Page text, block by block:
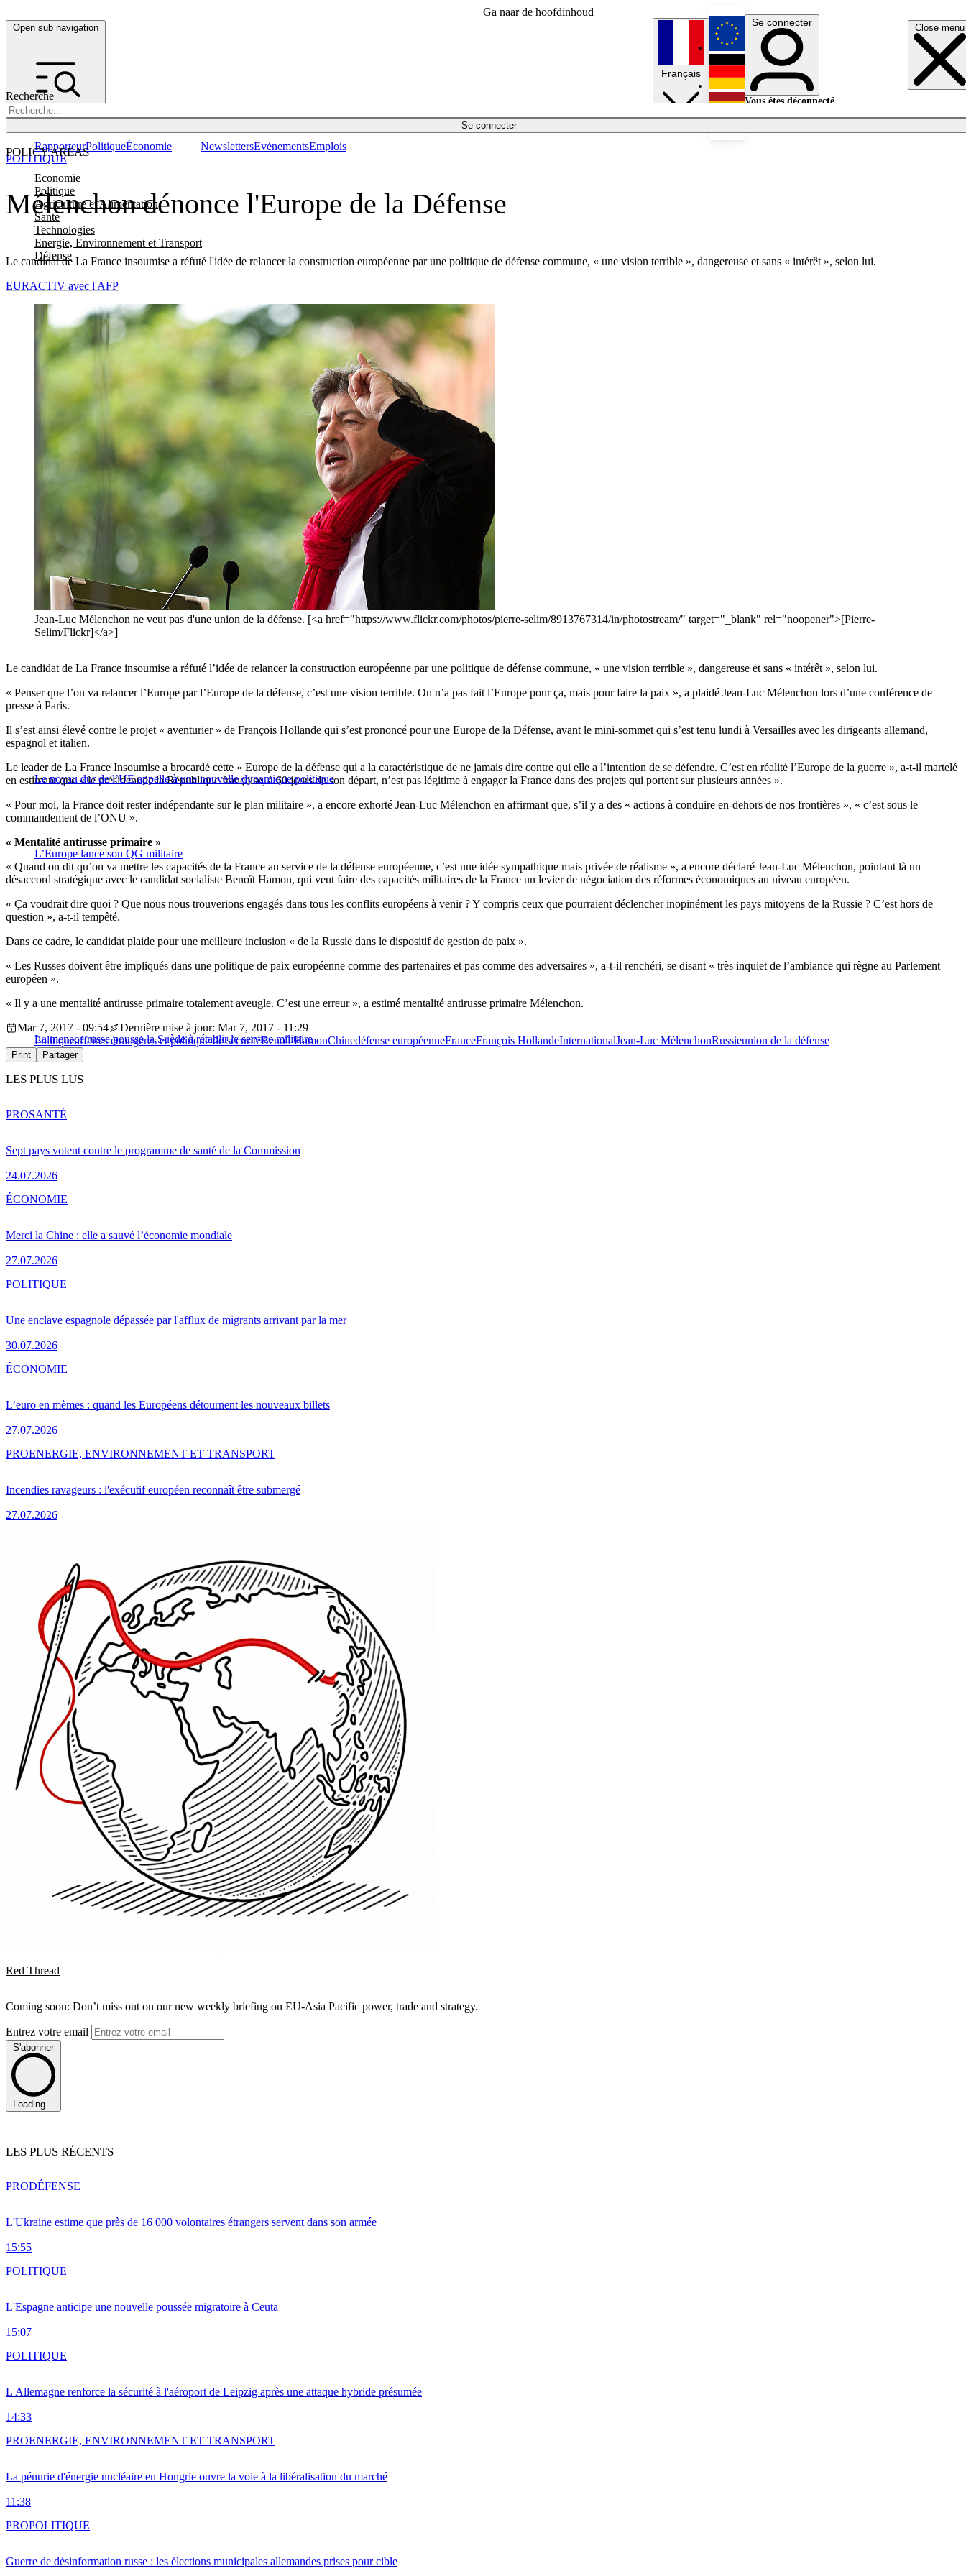
Ga naar de hoofdinhoud
Open sub navigation Close menu
Recherche
Se connecter
POLICY AREAS
Economie
Politique
Agriculture et Alimentation
Santé
Technologies
Energie, Environnement et Transport
Défense
RapporteurPolitiqueÉconomie NewslettersEvénementsEmplois
Français
English
Deutsch
Se connecter
Vous êtes déconnecté.
Mélenchon dénonce l'Europe de la Défense
Le candidat de La France insoumise a réfuté l'idée de relancer la construction européenne par une politique de défense commune, « une vision terrible », dangereuse et sans « intérêt », selon lui.
POLITIQUE
EURACTIV avec l'AFP
Jean-Luc Mélenchon ne veut pas d'une union de la défense. [<a href="https://www.flickr.com/photos/pierre-selim/8913767314/in/photostream/" target="_blank" rel="noopener">[Pierre-
Selim/Flickr]</a>]
Le candidat de La France insoumise a réfuté l’idée de relancer la construction européenne par une politique de défense commune, « une vision terrible », dangereuse et sans « intérêt », selon lui.
« Penser que l’on va relancer l’Europe par l’Europe de la défense, c’est une vision terrible. On n’a pas fait l’Europe pour ça, mais pour faire la paix », a plaidé Jean-Luc Mélenchon lors d’une conférence de
presse à Paris.
Il s’est ainsi élevé contre le projet « aventurier » de François Hollande qui s’est prononcé pour une Europe de la Défense, avant le mini-sommet qui s’est tenu lundi à Versailles avec les dirigeants allemand,
espagnol et italien.
Le noyau dur de l’UE appelle à une nouvelle dynamique politique
Le leader de La France Insoumise a brocardé cette « Europe de la défense qui a la caractéristique de ne jamais dire contre qui elle a l’intention de se défendre. C’est en réalité l’Europe de la guerre », a-t-il martelé
en estimant que « le président de la République française, à 60 jours de son départ, n’est pas légitime à engager la France dans des projets qui portent sur plusieurs années ».
« Pour moi, la France doit rester indépendante sur le plan militaire », a encore exhorté Jean-Luc Mélenchon en affirmant que, s’il y a des « actions à conduire en-dehors de nos frontières », « c’est sous le
commandement de l’ONU ».
L’Europe lance son QG militaire
« Mentalité antirusse primaire »
« Quand on dit qu’on va mettre les capacités de la France au service de la défense européenne, c’est une idée sympathique mais privée de réalisme », a encore déclaré Jean-Luc Mélenchon, pointant là un
désaccord stratégique avec le candidat socialiste Benoît Hamon, qui veut faire des capacités militaires de la France un levier de négociation des réformes économiques au niveau européen.
« Ça voudrait dire quoi ? Que nous nous trouverions engagés dans tous les conflits européens à venir ? Y compris ceux que pourraient déclencher inopinément les pays mitoyens de la Russie ? C’est hors de
question », a-t-il tempêté.
Dans ce cadre, le candidat plaide pour une meilleure inclusion « de la Russie dans le dispositif de gestion de paix ».
« Les Russes doivent être impliqués dans une politique de paix européenne comme des partenaires et pas comme des adversaires », a-t-il renchéri, se disant « très inquiet de l’ambiance qui règne au Parlement
européen ».
« Il y a une mentalité antirusse primaire totalement aveugle. C’est une erreur », a estimé mentalité antirusse primaire Mélenchon.
La menace russe pousse la Suède à rétablir le service militaire
Mar 7, 2017 - 09:54
Dernière mise à jour: Mar 7, 2017 - 11:29
Politiqueaffaires étrangères et politique de sécuritéBenoît HamonChinedéfense européenneFranceFrançois HollandeInternationalJean-Luc MélenchonRussieunion de la défense
Print Partager
LES PLUS LUS
Sept pays votent contre le programme de santé de la Commission
24.07.2026
PROSANTÉ
Merci la Chine : elle a sauvé l’économie mondiale
27.07.2026
ÉCONOMIE
Une enclave espagnole dépassée par l'afflux de migrants arrivant par la mer
30.07.2026
POLITIQUE
L’euro en mèmes : quand les Européens détournent les nouveaux billets
27.07.2026
ÉCONOMIE
Incendies ravageurs : l'exécutif européen reconnaît être submergé
27.07.2026
PROENERGIE, ENVIRONNEMENT ET TRANSPORT
Red Thread
Coming soon: Don’t miss out on our new weekly briefing on EU-Asia Pacific power, trade and strategy.
Entrez votre email
S'abonner
Loading...
LES PLUS RÉCENTS
L'Ukraine estime que près de 16 000 volontaires étrangers servent dans son armée
15:55
PRODÉFENSE
L'Espagne anticipe une nouvelle poussée migratoire à Ceuta
15:07
POLITIQUE
L'Allemagne renforce la sécurité à l'aéroport de Leipzig après une attaque hybride présumée
14:33
POLITIQUE
La pénurie d'énergie nucléaire en Hongrie ouvre la voie à la libéralisation du marché
11:38
PROENERGIE, ENVIRONNEMENT ET TRANSPORT
Guerre de désinformation russe : les élections municipales allemandes prises pour cible
PROPOLITIQUE